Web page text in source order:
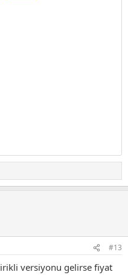
#13
versiyonu gelirse fiyat